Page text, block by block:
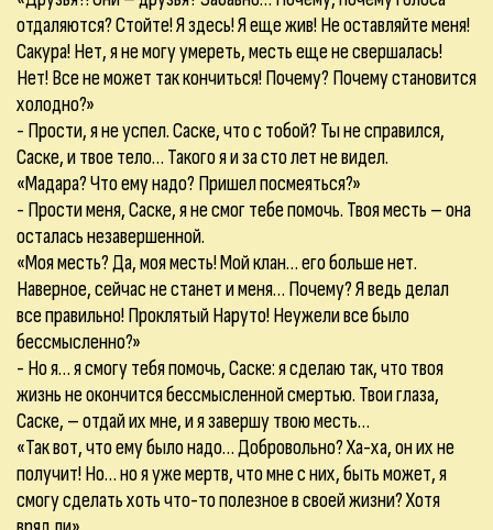
отдаляются? Стойте! Я здесь! Я еще жив! Не оставляйте меня!
Сакура! Нет, я не могу умереть, месть еще не свершалась!
Нет! Все не может так кончиться! Почему? Почему становится
холодно?»
- Прости, я не успел. Саске, что с тобой? Ты не справился,
Саске, и твое тело… Такого я и за сто лет не видел.
«Мадара? Что ему надо? Пришел посмеяться?»
- Прости меня, Саске, я не смог тебе помочь. Твоя месть – она
осталась незавершенной.
«Моя месть? Да, моя месть! Мой клан… его больше нет.
Наверное, сейчас не станет и меня… Почему? Я ведь делал
все правильно! Проклятый Наруто! Неужели все было
бессмысленно?»
- Но я… я смогу тебя помочь, Саске: я сделаю так, что твоя
жизнь не окончится бессмысленной смертью. Твои глаза,
Саске, – отдай их мне, и я завершу твою месть…
«Так вот, что ему было надо… Добровольно? Ха-ха, он их не
получит! Но… но я уже мертв, что мне с них, быть может, я
смогу сделать хоть что-то полезное в своей жизни? Хотя